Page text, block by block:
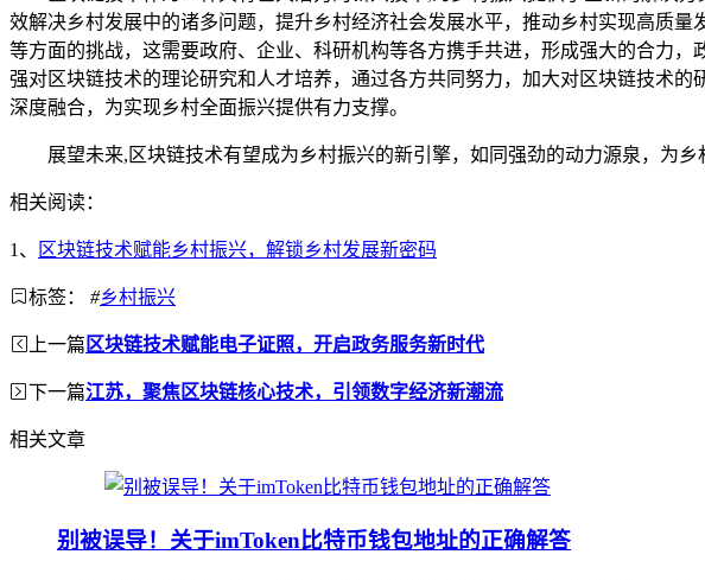
效解决乡村发展中的诸多问题，提升乡村经济社会发展水平，推动乡村实现高质
等方面的挑战，这需要政府、企业、科研机构等各方携手共进，形成强大的合力
强对区块链技术的理论研究和人才培养，通过各方共同努力，加大对区块链技术
深度融合，为实现乡村全面振兴提供有力支撑。
展望未来,区块链技术有望成为乡村振兴的新引擎，如同强劲的动力源泉，为
相关阅读：
1、 区块链技术赋能乡村振兴，解锁乡村发展新密码
标签： #乡村振兴
上一篇 区块链技术赋能电子证照，开启政务服务新时代
下一篇江苏，聚焦区块链核心技术，引领数字经济新潮流
相关文章
别被误导！关于imToken比特币钱包地址的正确解答